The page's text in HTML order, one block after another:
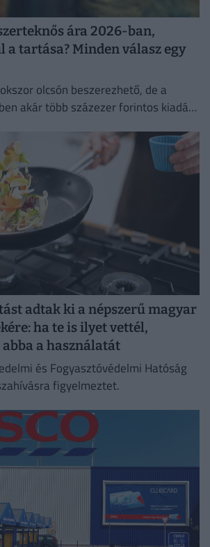
ára 2026-ban,
a tartása? Minden válasz egy
olcsón beszerezhető, de a
akár több százezer forintos kiadás
adtak ki a népszerű magyar
ha te is ilyet vettél,
a használatát
és Fogyasztóvédelmi Hatóság
figyelmeztet.